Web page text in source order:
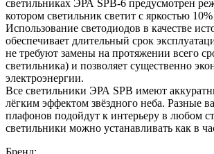
светильниках ЭРА SPB-6 предусмотрен
котором светильник светит с яркостью
Использование светодиодов в качестве
обеспечивает длительный срок
не требуют замены на протяжении всего
светильника) и позволяет существенно
электроэнергии.
Все светильники ЭРА SPB имеют
лёгким эффектом звёздного неба. Разные
плафонов подойдут к интерьеру в любом
светильники можно устанавливать как в
Бренд: